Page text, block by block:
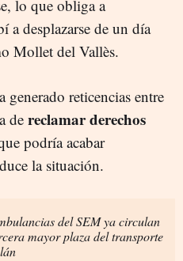
lo que obliga a
a desplazarse de un día
Mollet del Vallès.
reticencias entre
de reclamar derechos
podría acabar
la situación.
del SEM ya circulan
mayor plaza del transporte